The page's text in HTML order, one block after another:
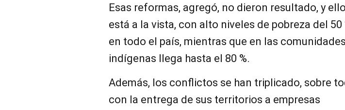
Esas reformas, agregó, no dieron resultado, y ello
está a la vista, con alto niveles de pobreza del 50
en todo el país, mientras que en las comunidades
indígenas llega hasta el 80 %.
Además, los conflictos se han triplicado, sobre
con la entrega de sus territorios a empresas